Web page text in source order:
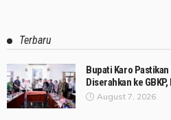
Terbaru
Bupati Karo
Diserahkan ke
August 7, 2026